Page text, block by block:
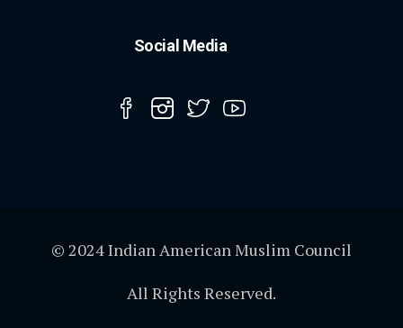
Social Media
© 2024 Indian American Muslim Council
All Rights Reserved.